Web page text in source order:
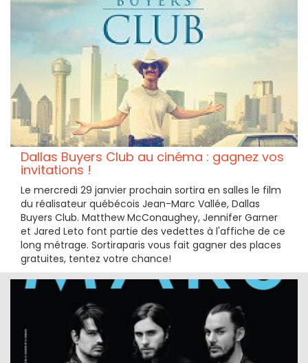
Dallas Buyers Club au cinéma : gagnez vos
invitations !
Le mercredi 29 janvier prochain sortira en salles le film
du réalisateur québécois Jean-Marc Vallée, Dallas
Buyers Club. Matthew McConaughey, Jennifer Garner
et Jared Leto font partie des vedettes à l'affiche de ce
long métrage. Sortiraparis vous fait gagner des places
gratuites, tentez votre chance!